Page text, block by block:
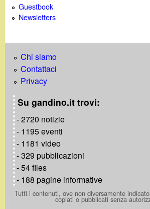
Guestbook
Newsletters
Chi siamo
Contattaci
Privacy
Su gandino.it trovi:
- 2720 notizie
- 1195 eventi
- 1181 video
- 329 pubblicazioni
- 54 files
- 188 pagine informative
Tutti i contenuti, ove non diversamente
copiati o pubblicati senza